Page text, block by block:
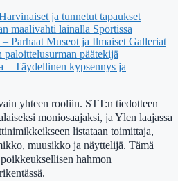
ja tunnetut tapaukset
maalivahti lainalla Sportissa
Parhaat Museot ja Ilmaiset Galleriat
päätekijä
– Täydellinen kypsennys ja
yhteen rooliin. STT:n tiedotteen
moniosaajaksi, ja Ylen laajassa
listataan toimittaja,
muusikko ja näyttelijä. Tämä
hahmon